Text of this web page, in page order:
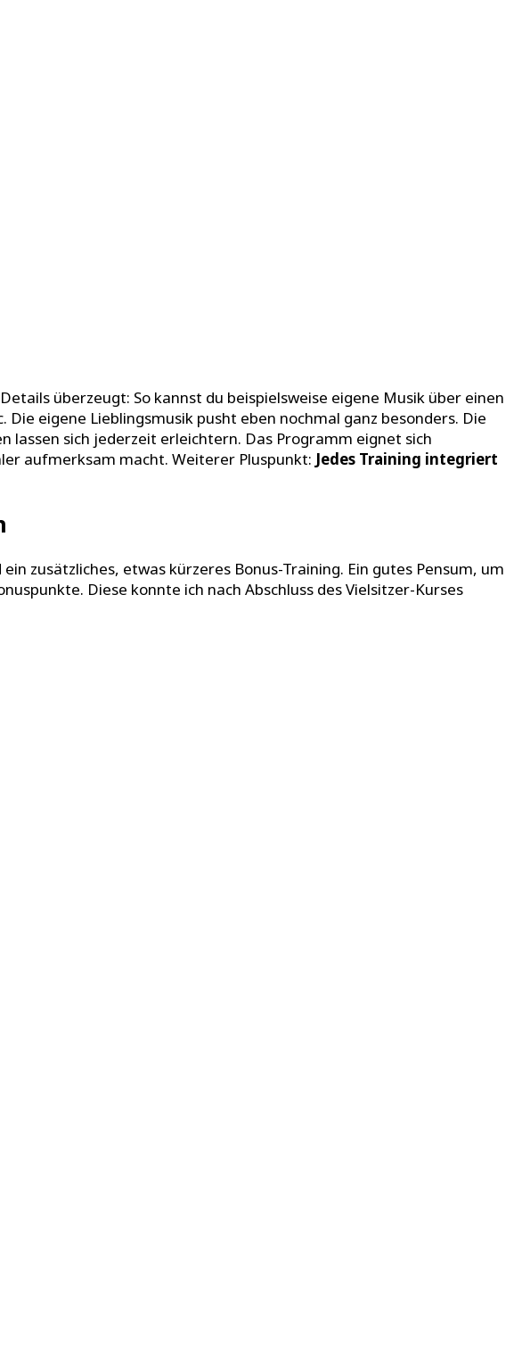
überzeugt: So kannst du beispielsweise eigene Musik über einen
eigene Lieblingsmusik pusht eben nochmal ganz besonders. Die
lassen sich jederzeit erleichtern. Das Programm eignet sich
aufmerksam macht. Weiterer Pluspunkt: Jedes Training integriert
zusätzliches, etwas kürzeres Bonus-Training. Ein gutes Pensum, um
Diese konnte ich nach Abschluss des Vielsitzer-Kurses